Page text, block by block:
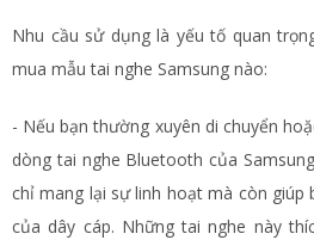
Nhu cầu sử dụng là yếu tố quan
mua mẫu tai nghe Samsung nào:
- Nếu bạn thường xuyên di chuyển
dòng tai nghe Bluetooth của
chỉ mang lại sự linh hoạt mà còn
của dây cáp. Những tai nghe này